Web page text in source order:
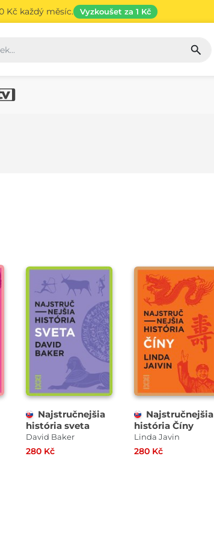
Kč každý měsíc. Vyzkoušet za 1 Kč
Najstručnejšia
história sveta
David Baker
280 Kč
Najstručnejšia
história Číny
Linda Javin
280 Kč